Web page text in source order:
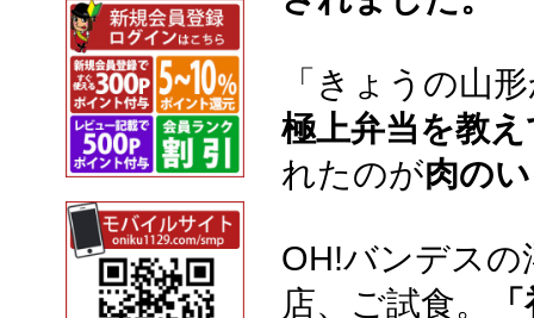
「きょうの山
極上弁当を教
れたのが肉の
OH!バンデス
店、ご試食。